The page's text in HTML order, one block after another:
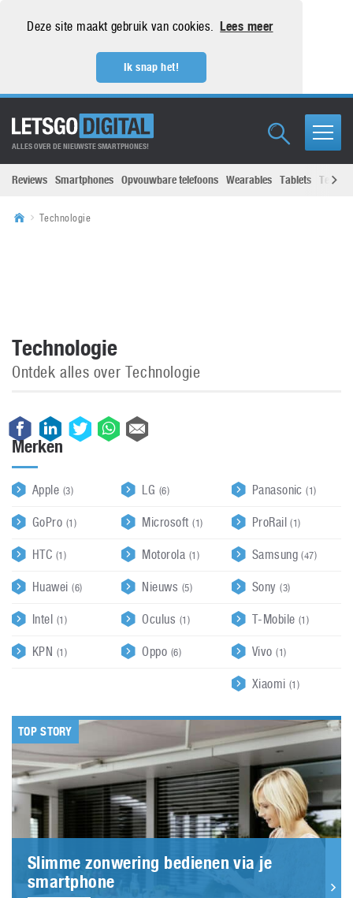
Deze site maakt gebruik van cookies. Lees meer
Ik snap het!
ALLES OVER DE NIEUWSTE SMARTPHONES!
Reviews Smartphones Opvouwbare telefoons Wearables Tablets
Technologie
Technologie
Ontdek alles over Technologie
Merken
Apple (3)
GoPro (1)
HTC (1)
Huawei(6)
Intel (1)
KPN (1)
LG (6)
Microsoft(1)
Motorola (1)
Nieuws (5)
Oculus (1)
Oppo (6)
Panasonic(1)
ProRail(1)
Samsung(47)
Sony(3)
T-Mobile (1)
Vivo(1)
Xiaomi(1)
TOP STORY
Slimme zonwering bedienen via je
smartphone